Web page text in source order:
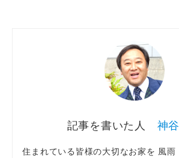
神
住まれている皆様の大切なお家を 風雨